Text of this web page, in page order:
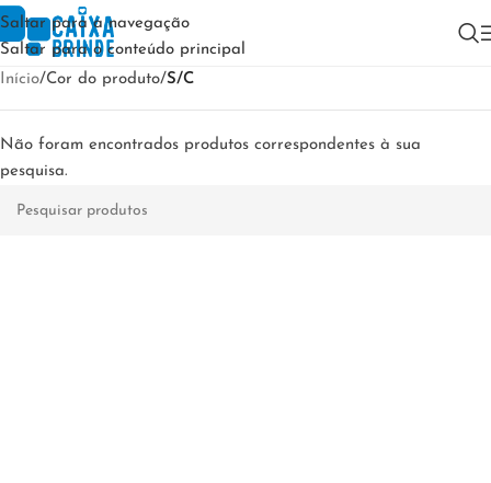
Saltar para a navegação
Saltar para o conteúdo principal
Início/Cor do produto/S/C
Não foram encontrados produtos correspondentes à sua
pesquisa.